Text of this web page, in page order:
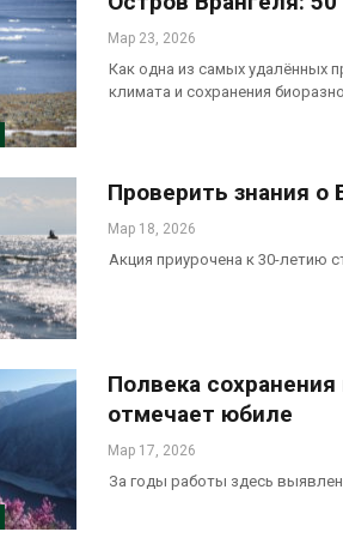
Мар 23, 2026
Как одна из самых удалённых
климата и сохранения
Проверить знания о
Мар 18, 2026
Акция приурочена к 30-летию
Полвека
отмечает юбиле
Мар 17, 2026
За годы работы здесь